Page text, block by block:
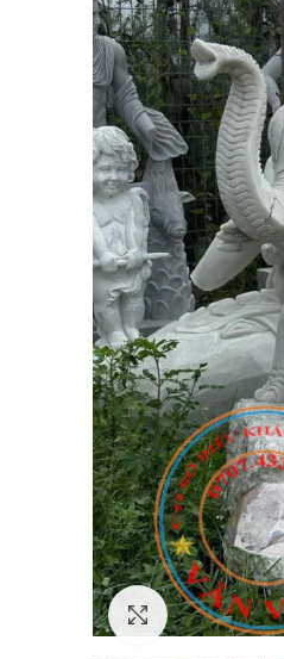
Click to enlarge